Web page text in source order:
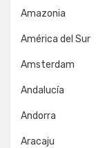
Amazonia
América del Sur
Amsterdam
Andalucía
Andorra
Aracaju